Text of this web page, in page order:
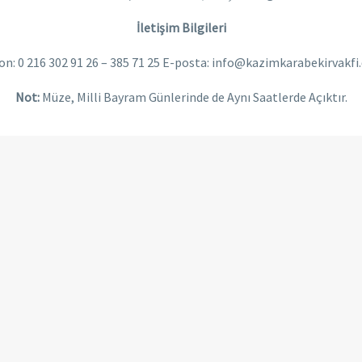
İletişim Bilgileri
0 216 302 91 26 – 385 71 25 E-posta:
Not:Müze, Milli Bayram Günlerinde de Aynı Saatlerde Açıktır.